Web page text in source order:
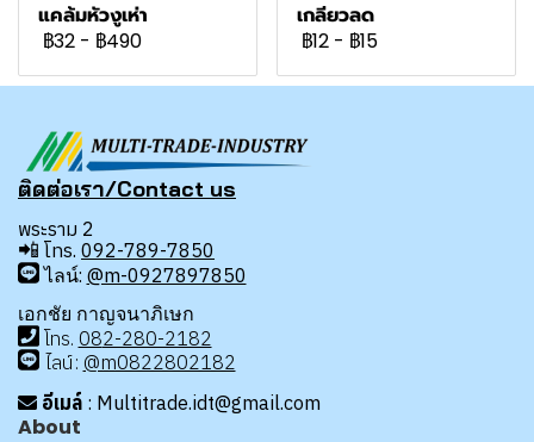
แคล้มหัวงูเห่า
฿32 - ฿490
เกลียวลด
฿12 - ฿15
ติดต่อเรา/Contact us
พระราม 2
📲 โทร. 092-789-7850
ไลน์: @m-0927897850
เอกชัย กาญจนาภิเษก
โทร. 082-280-2182
ไลน์: @m0822802182
อีเมล์ : Multitrade.idt@gmail.com
About